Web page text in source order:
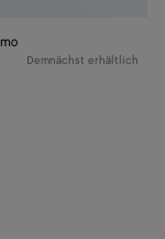
Demnächst erhältlich